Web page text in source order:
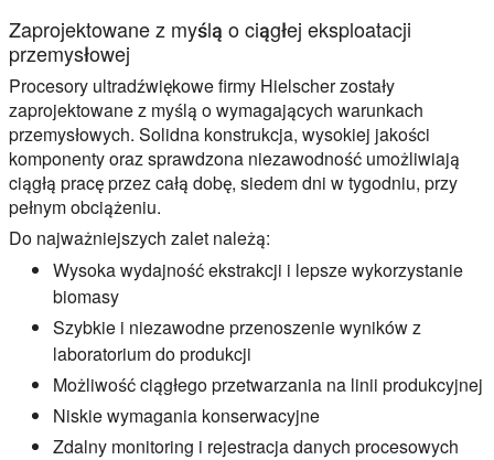
Zaprojektowane z myślą o ciągłej eksploatacji
przemysłowej
Procesory ultradźwiękowe firmy Hielscher zostały
zaprojektowane z myślą o wymagających warunkach
przemysłowych. Solidna konstrukcja, wysokiej jakości
komponenty oraz sprawdzona niezawodność umożliwiają
ciągłą pracę przez całą dobę, siedem dni w tygodniu, przy
pełnym obciążeniu.
Do najważniejszych zalet należą:
Wysoka wydajność ekstrakcji i lepsze wykorzystanie
biomasy
Szybkie i niezawodne przenoszenie wyników z
laboratorium do produkcji
Możliwość ciągłego przetwarzania na linii produkcyjnej
Niskie wymagania konserwacyjne
Zdalny monitoring i rejestracja danych procesowych